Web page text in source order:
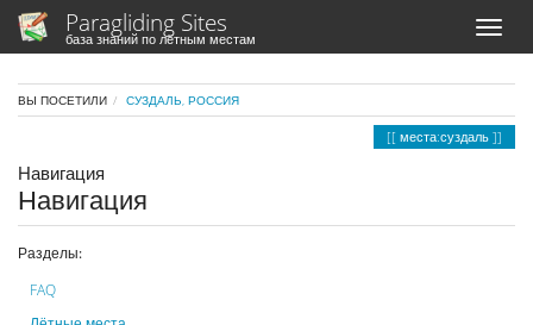
Paragliding Sites
база знаний по лётным местам
ВЫ ПОСЕТИЛИ СУЗДАЛЬ, РОССИЯ
места:суздаль
Навигация
Навигация
Разделы:
FAQ